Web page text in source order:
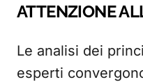
ATTENZIONE
Le analisi dei
esperti